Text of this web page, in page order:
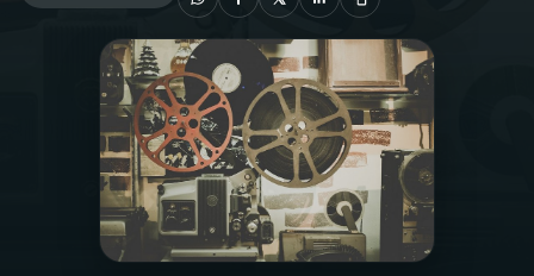
PROGRAMAS
PODCASTS
VIDEOCASTS